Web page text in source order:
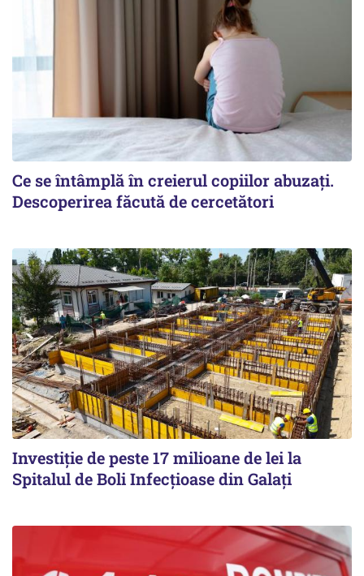
Ce se întâmplă în creierul copiilor abuzați.
Descoperirea făcută de cercetători
Investiție de peste 17 milioane de lei la
Spitalul de Boli Infecțioase din Galați